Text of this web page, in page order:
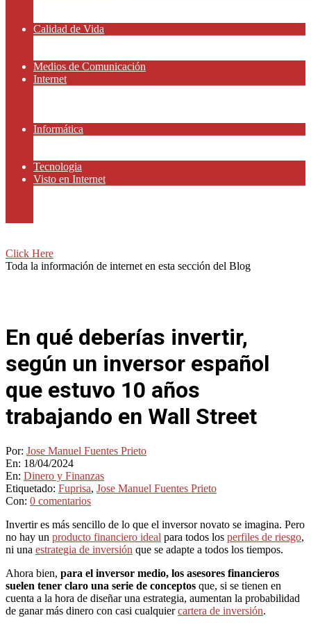
Calidad de Vida
Medios de Comunicación
Internet
Informática
Tecnologia
Visto en Internet
Click Here
Toda la información de internet en esta sección del Blog
En qué deberías invertir,
según un inversor español
que estuvo 10 años
trabajando en Wall Street
Por: Jose Manuel Fuentes Prieto
En: 18/04/2024
En: Dinero y Finanzas
Etiquetado: Fuprisa, Jose Manuel Fuentes Prieto
Con: 0 comentarios
Invertir es más sencillo de lo que el inversor novato se imagina. Pero
no hay un producto financiero ideal para todos los perfiles de riesgo,
ni una estrategia de inversión que se adapte a todos los tiempos.
Ahora bien, para el inversor medio, los asesores financieros
suelen tener claro una serie de conceptos que, si se tienen en
cuenta a la hora de diseñar una estrategia, aumentan la probabilidad
de ganar más dinero con casi cualquiercartera de inversión.